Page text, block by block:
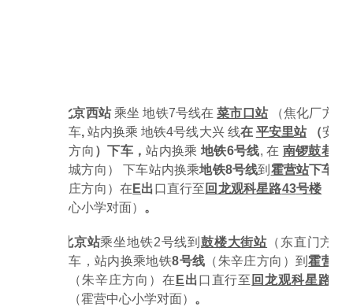
北京西站 乘坐 地铁7号线在 菜市口 站
（焦化厂方向
车, 站内换乘 地铁4号线大兴 线在 平安里站 （安河
方向 ）下车，站内换乘 地铁6号线,在 南锣鼓巷
城方向）
下车站内换乘地铁8号线到 霍营站下车
庄方向）在 E出 口直行至 回龙观科星路43号楼
心小学对面） 。
北京站乘坐地铁2号线到鼓楼大街站 （东直门方向
车，站内换乘地铁8号线 （朱辛庄方向） 到霍营站
（朱辛庄方向）在 E出 口 直行至 回龙观科星路
（霍营中心小学对面） 。